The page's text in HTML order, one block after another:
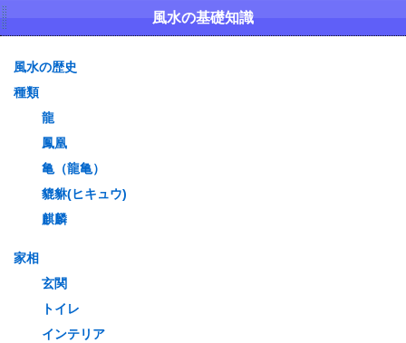
風水の基礎知識
風水の歴史
種類
龍
鳳凰
亀（龍亀）
貔貅(ヒキュウ)
麒麟
家相
玄関
トイレ
インテリア